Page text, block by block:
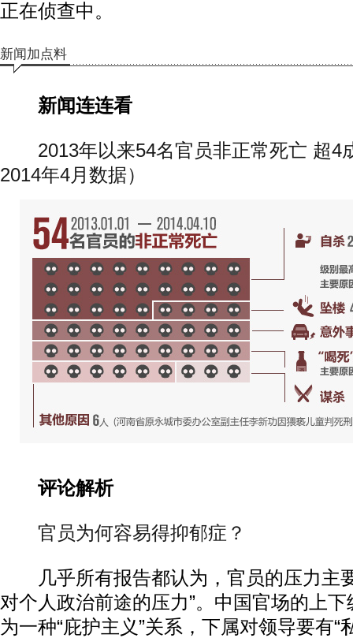
正在侦查中。
新闻加点料
新闻连连看
2013年以来54名官员非正常死亡 超4
2014年4月数据）
评论解析
官员为何容易得抑郁症？
几乎所有报告都认为，官员的压力主
对个人政治前途的压力”。中国官场的上
为一种“庇护主义”关系，下属对领导要有“